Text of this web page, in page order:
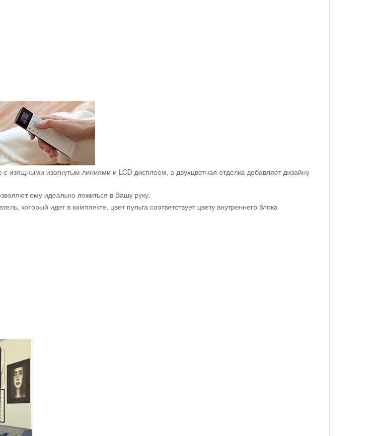
изящными изогнутым линиями и LCD дисплеем, а двухцветная отделка добавляет дизайну
ему идеально ложиться в Вашу руку.
который идет в комплекте, цвет пульта соответствует цвету внутреннего блока